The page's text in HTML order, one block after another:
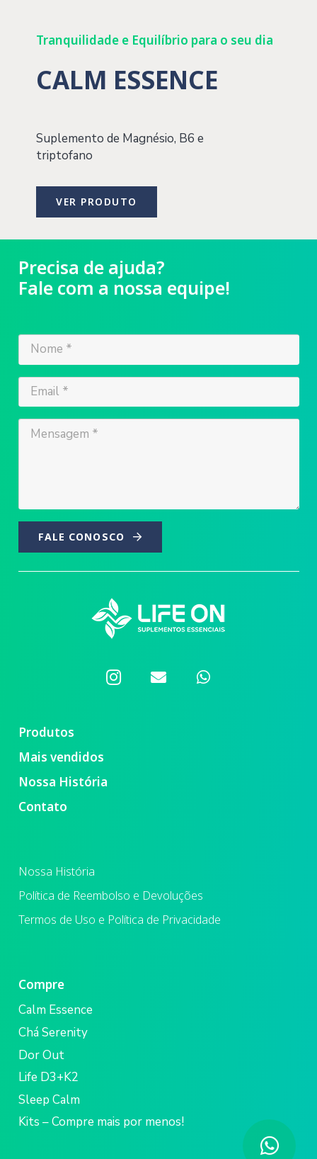
Tranquilidade e Equilíbrio para o seu dia
CALM ESSENCE
Suplemento de Magnésio, B6 e
triptofano
VER PRODUTO
Precisa de ajuda?
Fale com a nossa equipe!
FALE CONOSCO
Produtos
Mais vendidos
Nossa História
Contato
Nossa História
Política de Reembolso e Devoluções
Termos de Uso e Política de Privacidade
Compre
Calm Essence
Chá Serenity
Dor Out
Life D3+K2
Sleep Calm
Kits – Compre mais por menos!